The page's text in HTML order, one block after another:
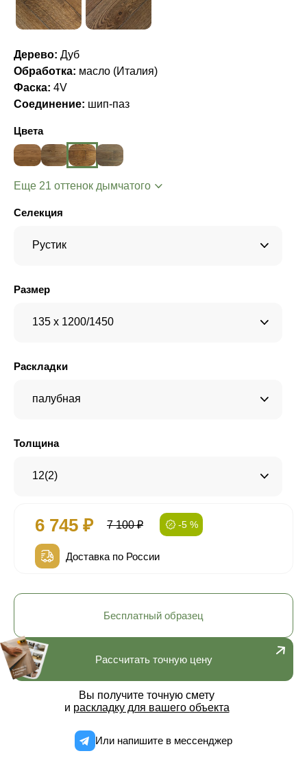
Дерево: Дуб
Обработка: масло (Италия)
Фаска: 4V
Соединение: шип-паз
Цвета
Еще 21 оттенок дымчатого
Селекция
Рустик
Размер
135 x 1200/1450
Раскладки
палубная
Толщина
12(2)
6 745 ₽ 7 100 ₽ -5 %
Доставка по России
Рассчитать точную цену
Вы получите точную смету
и раскладку для вашего объекта
Или напишите в мессенджер
Бесплатный образец